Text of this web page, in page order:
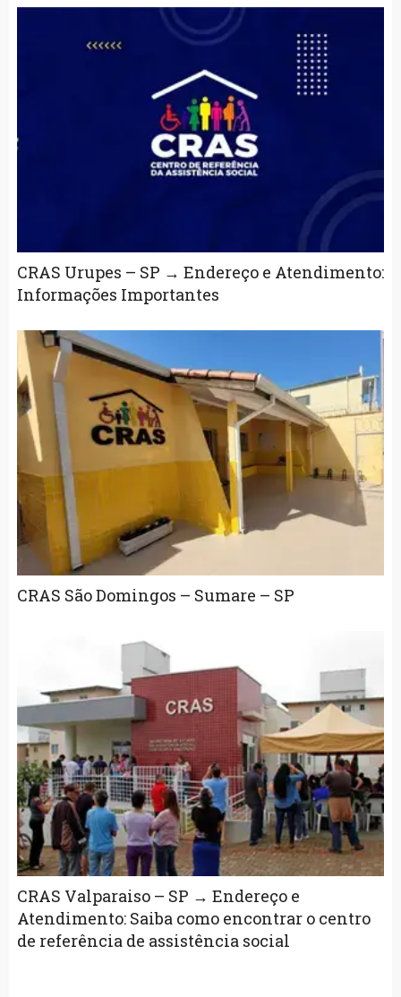
CRAS Urupes – SP → Endereço e Atendimento:
Informações Importantes
CRAS São Domingos – Sumare – SP
CRAS Valparaiso – SP → Endereço e
Atendimento: Saiba como encontrar o centro
de referência de assistência social